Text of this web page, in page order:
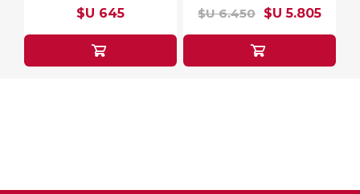
$U 645 $U 6.450 $U 5.805